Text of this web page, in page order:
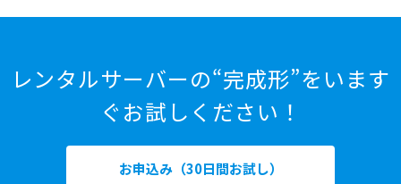
レンタルサーバーの“完成形”をいます
ぐお試しください！
お申込み（30日間お試し）